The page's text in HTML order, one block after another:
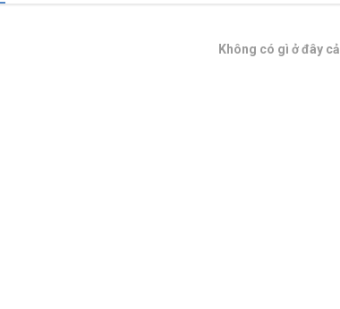
Không có gì ở đây cả